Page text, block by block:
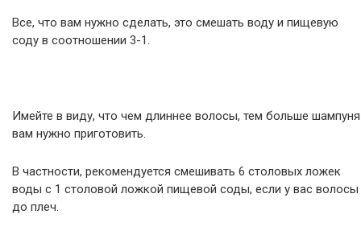
Все, что вам нужно сделать, это смешать воду и пищевую
соду в соотношении 3-1.
Имейте в виду, что чем длиннее волосы, тем больше шампуня
вам нужно приготовить.
В частности, рекомендуется смешивать 6 столовых ложек
воды с 1 столовой ложкой пищевой соды, если у вас волосы
до плеч.